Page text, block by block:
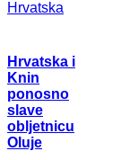
Hrvatska
Hrvatska i
Knin
ponosno
slave
obljetnicu
Oluje